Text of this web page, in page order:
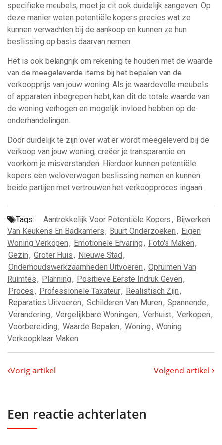
specifieke meubels, moet je dit ook duidelijk aangeven. Op
deze manier weten potentiële kopers precies wat ze
kunnen verwachten bij de aankoop en kunnen ze hun
beslissing op basis daarvan nemen.
Het is ook belangrijk om rekening te houden met de waarde
van de meegeleverde items bij het bepalen van de
verkoopprijs van jouw woning. Als je waardevolle meubels
of apparaten inbegrepen hebt, kan dit de totale waarde van
de woning verhogen en mogelijk invloed hebben op de
onderhandelingen.
Door duidelijk te zijn over wat er wordt meegeleverd bij de
verkoop van jouw woning, creëer je transparantie en
voorkom je misverstanden. Hierdoor kunnen potentiële
kopers een weloverwogen beslissing nemen en kunnen
beide partijen met vertrouwen het verkoopproces ingaan.
Tags: Aantrekkelijk Voor Potentiële Kopers, Bijwerken
Van Keukens En Badkamers, Buurt Onderzoeken, Eigen
Woning Verkopen, Emotionele Ervaring, Foto's Maken,
Gezin, Groter Huis, Nieuwe Stad,
Onderhoudswerkzaamheden Uitvoeren, Opruimen Van
Ruimtes, Planning, Positieve Eerste Indruk Geven,
Proces, Professionele Taxateur, Realistisch Zijn,
Reparaties Uitvoeren, Schilderen Van Muren, Spannende,
Verandering, Vergelijkbare Woningen, Verhuist, Verkopen,
Voorbereiding, Waarde Bepalen, Woning, Woning
Verkoopklaar Maken
Vorig artikel Volgend artikel
Een reactie achterlaten